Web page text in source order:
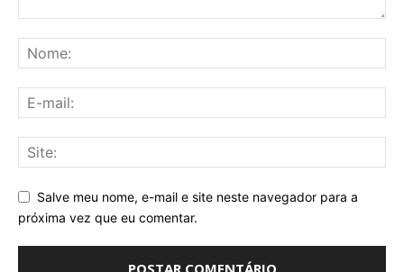
Salve meu nome, e-mail e site neste navegador para a
próxima vez que eu comentar.